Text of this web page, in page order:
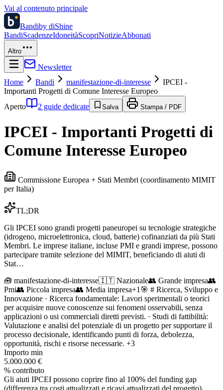
Vai al contenuto principale
Bandiby diShine
BandiScadenzeIdoneitàScopriNotizieAbbonati
Altro
Newsletter
Home
Bandi manifestazione-di-interesse
IPCEI -
Importanti Progetti di Comune Interesse Europeo
Aperto
2 guide dedicate Salva Stampa / PDF
IPCEI - Importanti Progetti di
Comune Interesse Europeo
Commissione Europea + Stati Membri (coordinamento MIMIT
per Italia)
TL;DR
Gli IPCEI sono grandi progetti paneuropei su tecnologie strategiche
(idrogeno, microelettronica, cloud, batterie) cofinanziati da più Stati
Membri. Le imprese italiane, incluse PMI e grandi imprese, possono
partecipare tramite selezione del MIMIT, beneficiando di aiuti di
Stat…
🧰 manifestazione-di-interesse🇮🇹 Nazionale👥 Grande impresa👥
Pmi👥 Piccola impresa👥 Media impresa+1 🎯 # Ricerca, Sviluppo e
Innovazione · Ricerca fondamentale: Lavori sperimentali o teorici
per acquisire nuove conoscenze sui fenomeni osservabili, senza
applicazioni o usi commerciali diretti previsti. · Studi di fattibilità:
Valutazione e analisi del potenziale di un progetto per supportare il
processo decisionale, identificando punti di forza, debolezza,
opportunità, rischi e risorse necessarie. +3
Importo min
5.000.000 €
% contributo
Gli aiuti IPCEI possono coprire fino al 100% del funding gap
(differenza tra costi attualizzati e ricavi attualizzati del progetto).